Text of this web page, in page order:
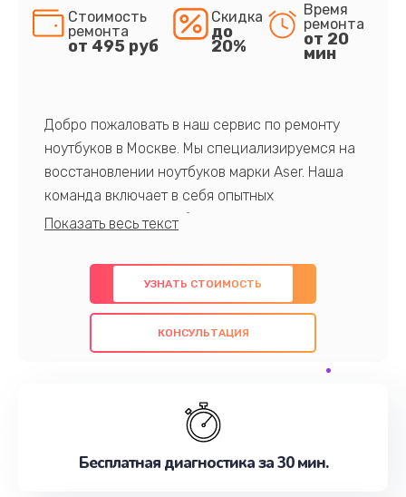
Стоимость
ремонта
от 495 руб
Скидка
до
20%
Время
ремонта
от 20
мин
Добро пожаловать в наш сервис по ремонту
ноутбуков в Москве. Мы специализируемся на
восстановлении ноутбуков марки Aser. Наша
команда включает в себя опытных
профессионалов с обширными знаниями и
предлагаем быстрый и качественный ремонт с
использованием оригинальных компонентов, а
также гарантируем качество всех
проведенных работ. Наша цель - предоставить
наилучшим образом. Не медлите записаться на
УЗНАТЬ СТОИМОСТЬ
КОНСУЛЬТАЦИЯ
Бесплатная диагностика за 30 мин.